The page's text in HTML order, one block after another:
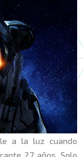
a la luz cuando
27 años. Solo